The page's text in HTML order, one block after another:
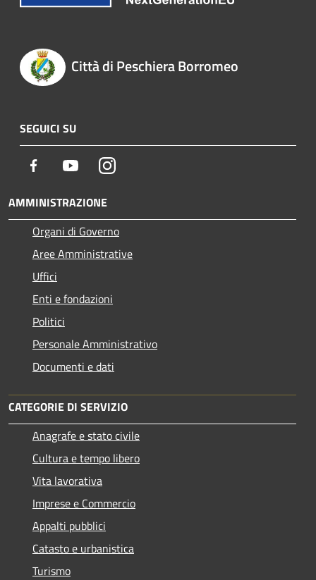
Città di Peschiera Borromeo
SEGUICI SU
Facebook YoutubeInstagram
AMMINISTRAZIONE
Organi di Governo
Aree Amministrative
Uffici
Enti e fondazioni
Politici
Personale Amministrativo
Documenti e dati
CATEGORIE DI SERVIZIO
Anagrafe e stato civile
Cultura e tempo libero
Vita lavorativa
Imprese e Commercio
Appalti pubblici
Catasto e urbanistica
Turismo